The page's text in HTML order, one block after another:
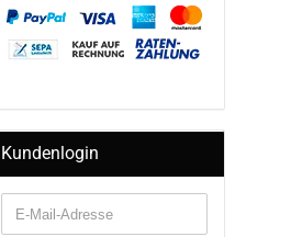
Kundenlogin